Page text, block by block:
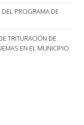
PROGRAMA DE
TRITURACIÓN DE
EN EL MUNICIPIO